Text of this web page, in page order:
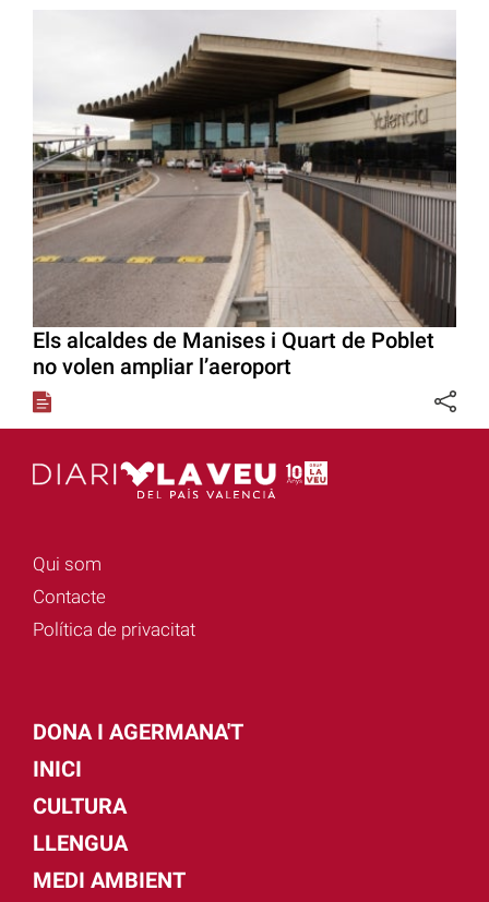
Els alcaldes de Manises i Quart de Poblet
no volen ampliar l’aeroport
Qui som
Contacte
Política de privacitat
DONA I AGERMANA'T
INICI
CULTURA
LLENGUA
MEDI AMBIENT